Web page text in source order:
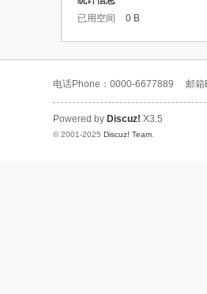
已用空间
0 B
电话Phone：0000-6677889 邮箱
Powered by Discuz! X3.5
© 2001-2025 Discuz! Team